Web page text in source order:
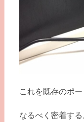
これを既存のポー
なるべく密着す